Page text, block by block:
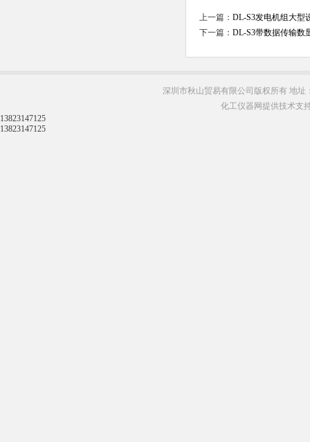
上一篇： DL-S3发电机组大型
下一篇： DL-S3带数据传输数
深圳市秋山贸易有限公司版权所有 地址
化工仪器网提供技术支
13823147125
13823147125